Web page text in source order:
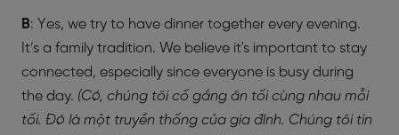
B: Yes, we try to have dinner together every evening.
It’s a family tradition. We believe it's important to stay
connected, especially since everyone is busy during
the day. (Có, chúng tôi cố gắng ăn tối cùng nhau mỗi
tối. Đó là một truyền thống của gia đình. Chúng tôi tin